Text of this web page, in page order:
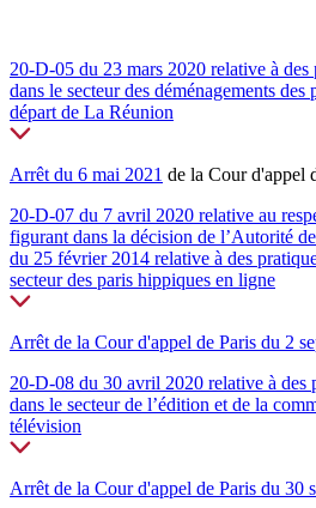
20-D-05 du 23 mars 2020 relative à
dans le secteur des déménagements des
départ de La Réunion
Arrêt du 6 mai 2021 de la Cour d'appel
20-D-07 du 7 avril 2020 relative au
figurant dans la décision de l’Autorité
du 25 février 2014 relative à des
secteur des paris hippiques en ligne
Arrêt de la Cour d'appel de Paris du 2
20-D-08 du 30 avril 2020 relative à des
dans le secteur de l’édition et de la
télévision
Arrêt de la Cour d'appel de Paris du 30